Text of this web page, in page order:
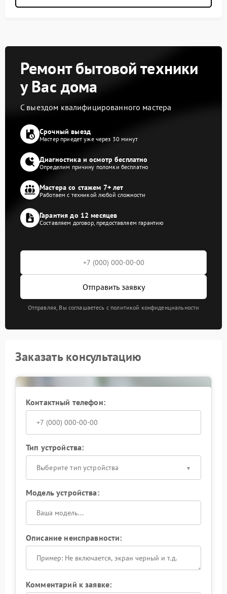
Ремонт бытовой техники
у Вас дома
С выездом квалифицированного мастера
Срочный выезд
Мастер приедет уже через 30 минут
Диагностика и осмотр бесплатно
Определим причину поломки бесплатно
Мастера со стажем 7+ лет
Работаем с техникой любой сложности
Гарантия до 12 месяцев
Составляем договор, предоставляем гарантию
Отправить заявку
Отправляя, Вы соглашаетесь с политикой конфиденциальности
Заказать консультацию
Контактный телефон:
Тип устройства:
Выберите тип устройства
Модель устройства:
Описание неисправности:
Комментарий к заявке: